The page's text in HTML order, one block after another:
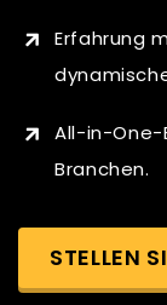
Erfahrung
All-in-One-
Branchen.
STELLEN